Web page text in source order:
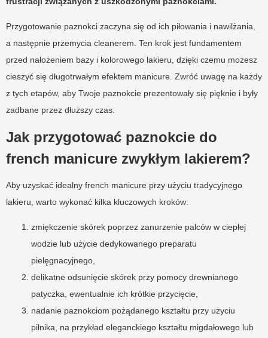
Przygotowanie paznokci zaczyna się od ich piłowania i nawilżania,
a następnie przemycia cleanerem. Ten krok jest fundamentem
przed nałożeniem bazy i kolorowego lakieru, dzięki czemu możesz
cieszyć się długotrwałym efektem manicure. Zwróć uwagę na każdy
z tych etapów, aby Twoje paznokcie prezentowały się pięknie i były
zadbane przez dłuższy czas.
Jak przygotować paznokcie do
french manicure zwykłym lakierem?
Aby uzyskać idealny french manicure przy użyciu tradycyjnego
lakieru, warto wykonać kilka kluczowych kroków:
zmiękczenie skórek poprzez zanurzenie palców w ciepłej
wodzie lub użycie dedykowanego preparatu
pielęgnacyjnego,
delikatne odsunięcie skórek przy pomocy drewnianego
patyczka, ewentualnie ich krótkie przycięcie,
nadanie paznokciom pożądanego kształtu przy użyciu
pilnika, na przykład eleganckiego kształtu migdałowego lub